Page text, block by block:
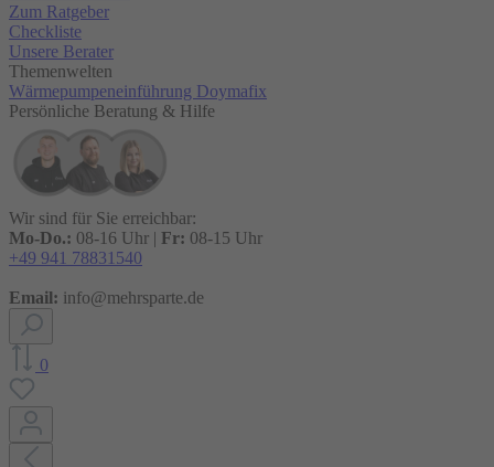
Zum Ratgeber
Checkliste
Unsere Berater
Themenwelten
Wärmepumpeneinführung Doymafix
Persönliche Beratung & Hilfe
Wir sind für Sie erreichbar:
Mo-Do.: 08-16 Uhr | Fr: 08-15 Uhr
+49 941 78831540
Email: info@mehrsparte.de
0